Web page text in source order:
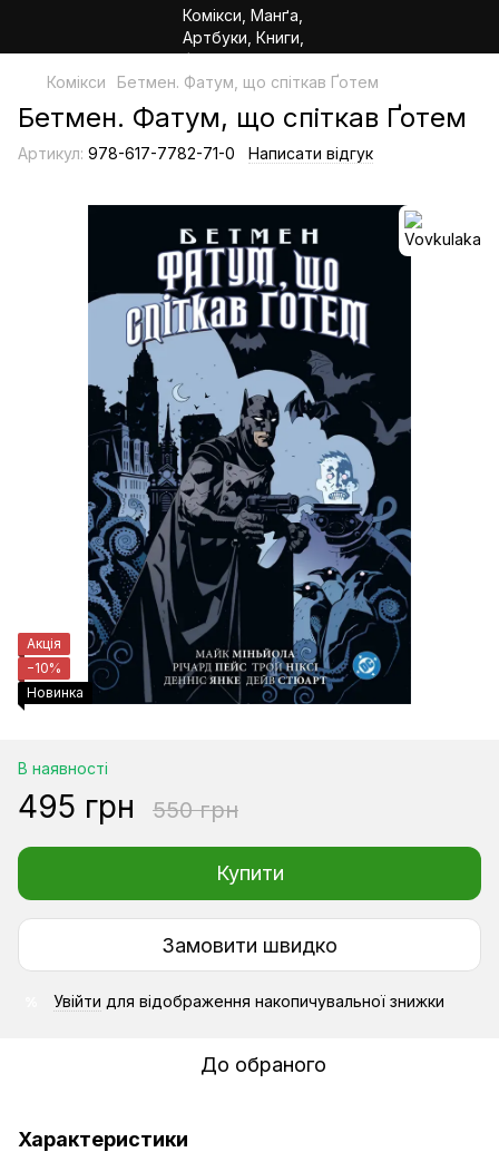
Комікси Бетмен. Фатум, що спіткав Ґотем
Бетмен. Фатум, що спіткав Ґотем
Артикул: 978-617-7782-71-0 Написати відгук
Акція
−10%
Новинка
В наявності
495 грн 550 грн
Купити
Замовити швидко
Увійти для відображення накопичувальної знижки
До обраного
Характеристики